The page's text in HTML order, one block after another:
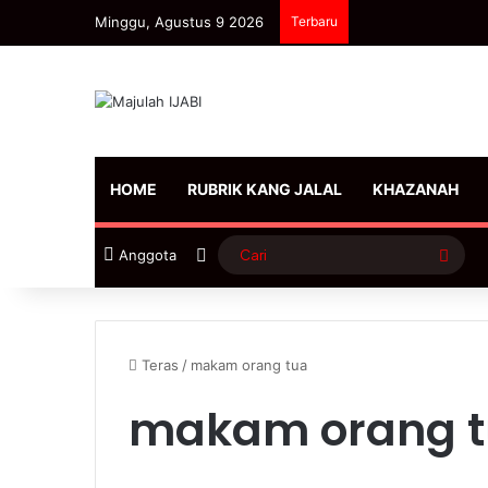
Minggu, Agustus 9 2026 Terbaru
HOME RUBRIK KANG JALAL KHAZANAH
Anggota Sidebar Cari
Teras / makam orang tua
makam orang